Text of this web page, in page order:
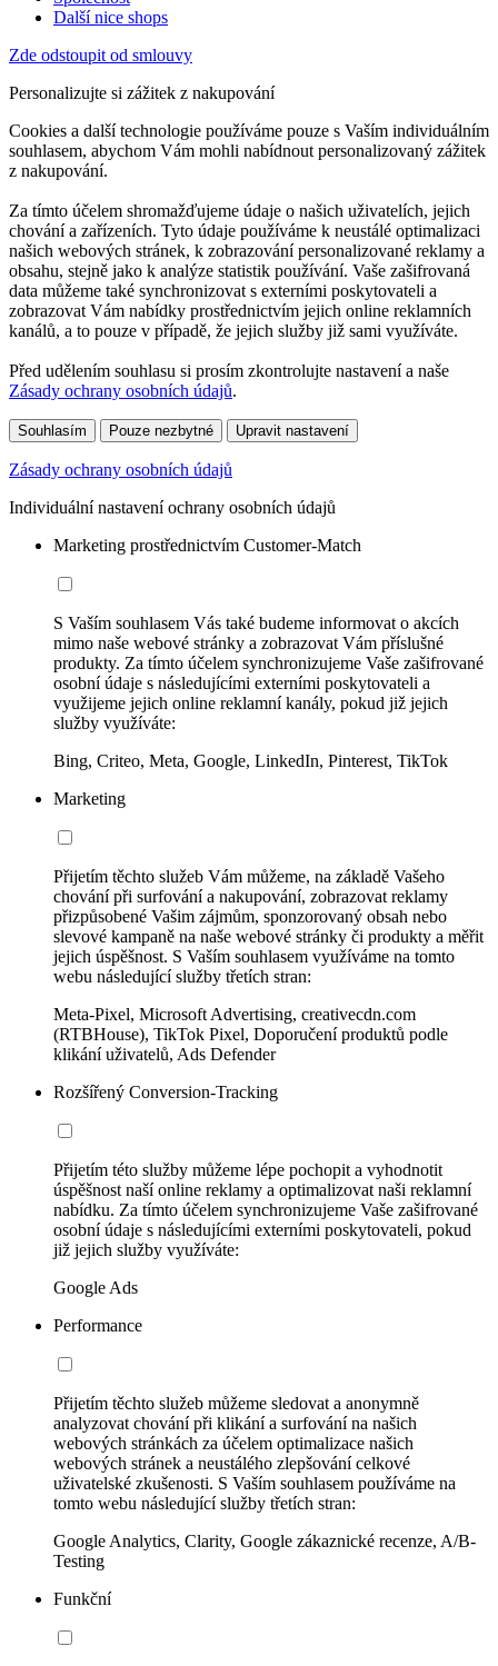
Další nice shops
Zde odstoupit od smlouvy
Personalizujte si zážitek z nakupování
Cookies a další technologie používáme pouze s Vaším individuálním
souhlasem, abychom Vám mohli nabídnout personalizovaný zážitek
z nakupování.
Za tímto účelem shromažďujeme údaje o našich uživatelích, jejich
chování a zařízeních. Tyto údaje používáme k neustálé optimalizaci
našich webových stránek, k zobrazování personalizované reklamy a
obsahu, stejně jako k analýze statistik používání. Vaše zašifrovaná
data můžeme také synchronizovat s externími poskytovateli a
zobrazovat Vám nabídky prostřednictvím jejich online reklamních
kanálů, a to pouze v případě, že jejich služby již sami využíváte.
Před udělením souhlasu si prosím zkontrolujte nastavení a naše
Zásady ochrany osobních údajů.
Souhlasím Pouze nezbytné Upravit nastavení
Zásady ochrany osobních údajů
Individuální nastavení ochrany osobních údajů
Marketing prostřednictvím Customer-Match
S Vaším souhlasem Vás také budeme informovat o akcích
mimo naše webové stránky a zobrazovat Vám příslušné
produkty. Za tímto účelem synchronizujeme Vaše zašifrované
osobní údaje s následujícími externími poskytovateli a
využijeme jejich online reklamní kanály, pokud již jejich
služby využíváte:
Bing, Criteo, Meta, Google, LinkedIn, Pinterest, TikTok
Marketing
Přijetím těchto služeb Vám můžeme, na základě Vašeho
chování při surfování a nakupování, zobrazovat reklamy
přizpůsobené Vašim zájmům, sponzorovaný obsah nebo
slevové kampaně na naše webové stránky či produkty a měřit
jejich úspěšnost. S Vaším souhlasem využíváme na tomto
webu následující služby třetích stran:
Meta-Pixel, Microsoft Advertising, creativecdn.com
(RTBHouse), TikTok Pixel, Doporučení produktů podle
klikání uživatelů, Ads Defender
Rozšířený Conversion-Tracking
Přijetím této služby můžeme lépe pochopit a vyhodnotit
úspěšnost naší online reklamy a optimalizovat naši reklamní
nabídku. Za tímto účelem synchronizujeme Vaše zašifrované
osobní údaje s následujícími externími poskytovateli, pokud
již jejich služby využíváte:
Google Ads
Performance
Přijetím těchto služeb můžeme sledovat a anonymně
analyzovat chování při klikání a surfování na našich
webových stránkách za účelem optimalizace našich
webových stránek a neustálého zlepšování celkové
uživatelské zkušenosti. S Vaším souhlasem používáme na
tomto webu následující služby třetích stran:
Google Analytics, Clarity, Google zákaznické recenze, A/B-
Testing
Funkční